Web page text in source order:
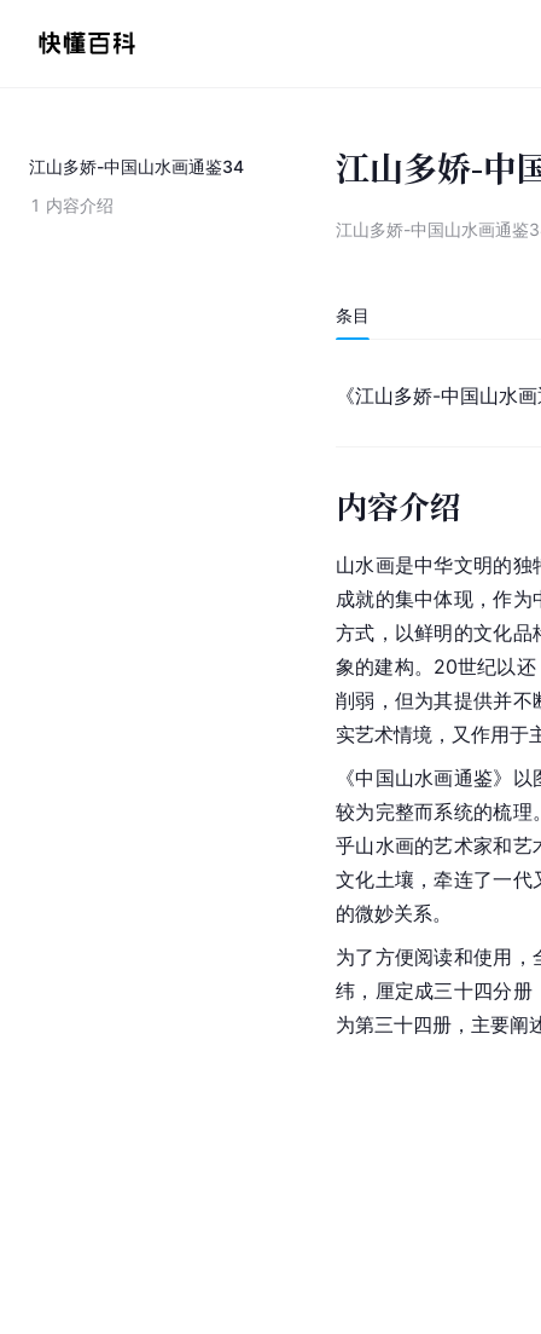
江山多娇-中国山水画通鉴34
1 内容介绍
江山多娇-中
江山多娇-中国山水画通鉴
条目
《江山多娇-中国山水
内容介绍
山水画是中华文明的独
成就的集中体现，作
方式，以鲜明的文化品
象的建构。20世纪以
削弱，但为其提供并不
实艺术情境，又作用于
《中国山水画通鉴》
较为完整而系统的梳理
乎山水画的艺术家和艺
文化土壤，牵连了一代
的微妙关系。
为了方便阅读和使用
纬，厘定成三十四分册
为第三十四册，主要阐